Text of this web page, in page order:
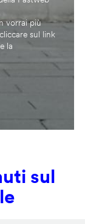
vorrai più
sul link
la
sul